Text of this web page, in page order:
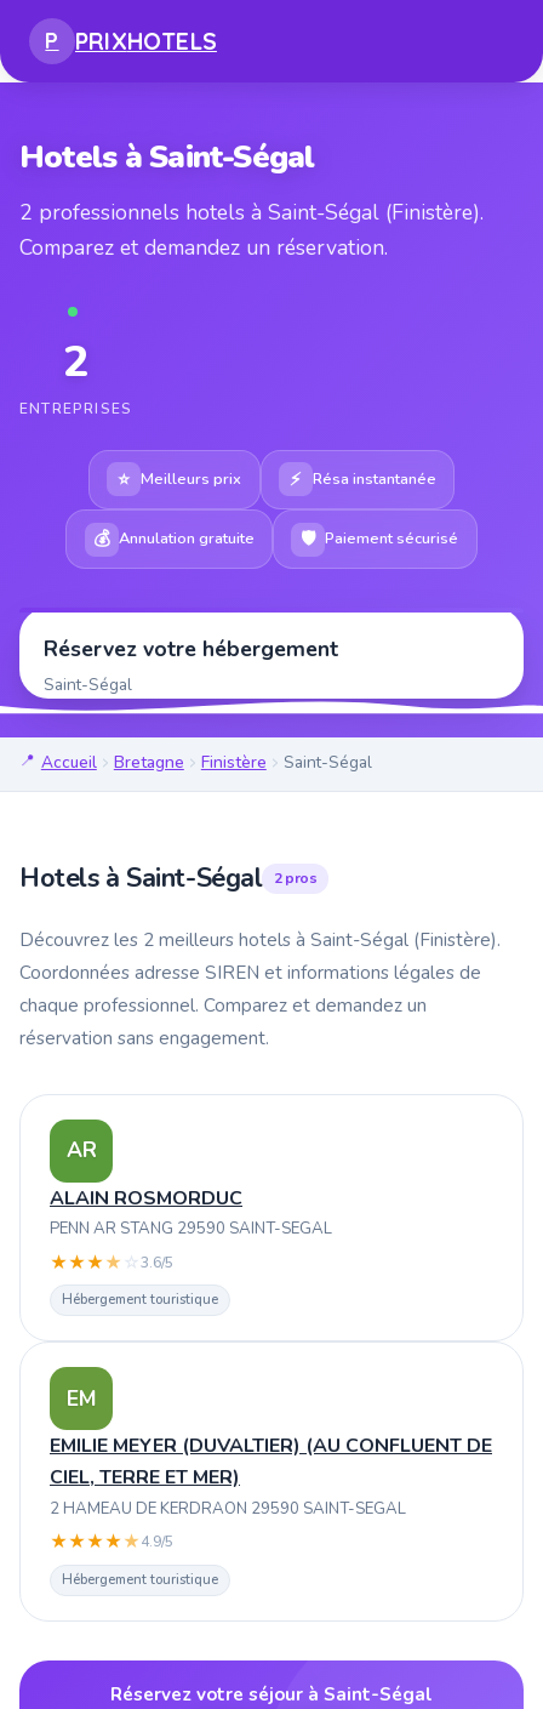
P PRIXHOTELS
Hotels à Saint-Ségal
2 professionnels hotels à Saint-Ségal (Finistère).
Comparez et demandez un réservation.
2
ENTREPRISES
⭐ Meilleurs prix ⚡ Résa instantanée
💰 Annulation gratuite 🛡 Paiement sécurisé
Réservez votre hébergement
Saint-Ségal
Accueil Bretagne Finistère Saint-Ségal
Hotels à Saint-Ségal 2 pros
Découvrez les 2 meilleurs hotels à Saint-Ségal (Finistère).
Coordonnées adresse SIREN et informations légales de
chaque professionnel. Comparez et demandez un
réservation sans engagement.
AR
ALAIN ROSMORDUC
PENN AR STANG 29590 SAINT-SEGAL
★★★★ ☆3.6/5
Hébergement touristique
EM
EMILIE MEYER (DUVALTIER) (AU CONFLUENT DE
CIEL, TERRE ET MER)
2 HAMEAU DE KERDRAON 29590 SAINT-SEGAL
★★★★★4.9/5
Hébergement touristique
Réservez votre séjour à Saint-Ségal